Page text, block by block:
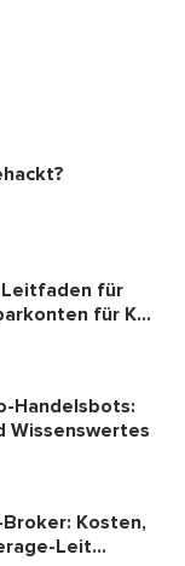
und ...
Leitfaden für
für K...
Handelsbots:
Wissenswertes
Kosten,
Leit...